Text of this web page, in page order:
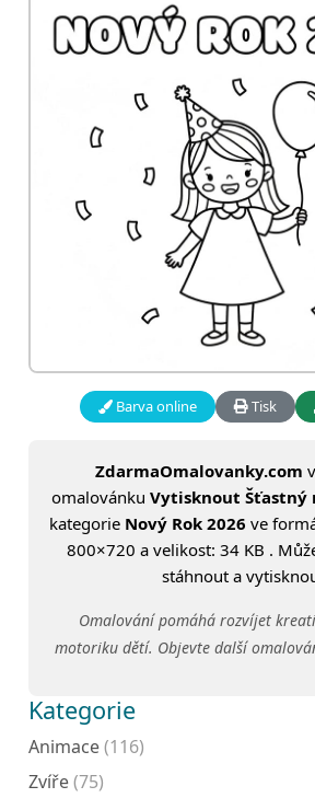
Barva online Tisk
ZdarmaOmalovanky.com
omalovánku Vytisknout Šťastný
kategorie Nový Rok 2026 ve
800×720 a velikost: 34 KB .
stáhnout a
Omalování pomáhá rozvíjet
motoriku dětí. Objevte další
Kategorie
Animace(116)
Zvíře(75)